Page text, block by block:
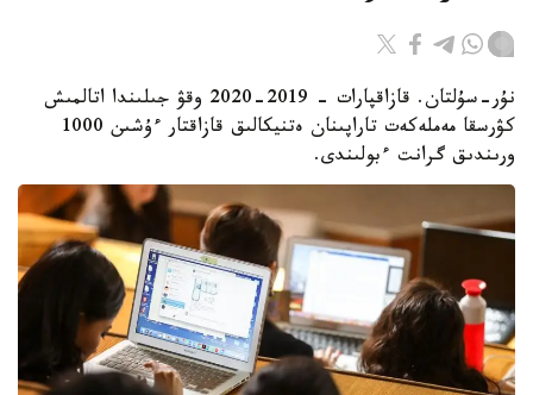
نۇر-سۇلتان. قازاقپارات - 2019-2020 وقۋ جىلىندا اتالمىش
كۋرسقا مەملەكەت تاراپىنان ەتنيكالىق قازاقتار ءۇشىن 1000
ورىندىق گرانت ءبولىندى.